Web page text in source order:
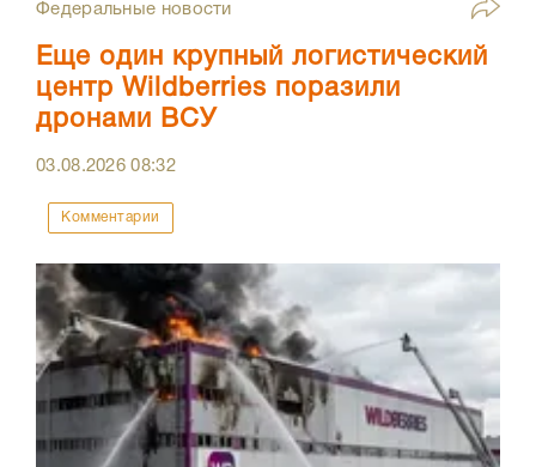
Федеральные новости
Еще один крупный логистический
центр Wildberries поразили
дронами ВСУ
03.08.202608:32
Комментарии